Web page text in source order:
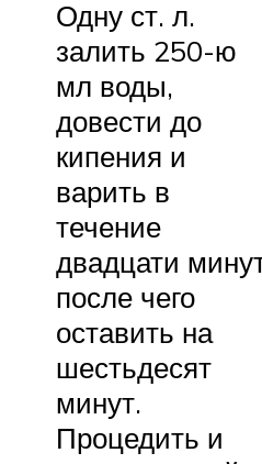
Одну ст. л.
залить 250-ю
мл воды,
довести до
кипения и
варить в
течение
двадцати
после чего
оставить на
шестьдесят
минут.
Процедить и